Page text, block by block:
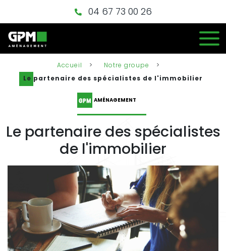
04 67 73 00 26
Accueil > Notre groupe
>
Le partenaire des spécialistes de l'immobilier
AMÉNAGEMENT
Le partenaire des spécialistes
de l'immobilier